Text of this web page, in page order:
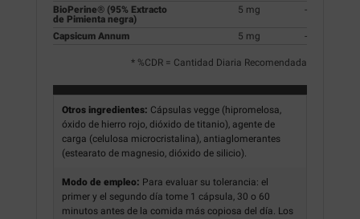
BioPerine® (95% Extracto
de Pimienta negra)
5 mg -
Capsicum Annum 5 mg -
* %CDR = Cantidad Diaria Recomendada
Otros ingredientes: Cápsulas vegge (hipromelosa,
óxido de hierro rojo, dióxido de titanio), agente de
carga (celulosa microcristalina), antiaglomerantes
(estearato de magnesio, dióxido de silicio).
Modo de empleo: Para evaluar su tolerancia: el
primer y el segundo día tome 1 cápsula, 30 o 60
minutos antes de la comida más copiosa del día. Los